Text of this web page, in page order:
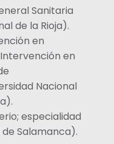
Sanitaria
de la Rioja).
en
en
Nacional
especialidad
de Salamanca).